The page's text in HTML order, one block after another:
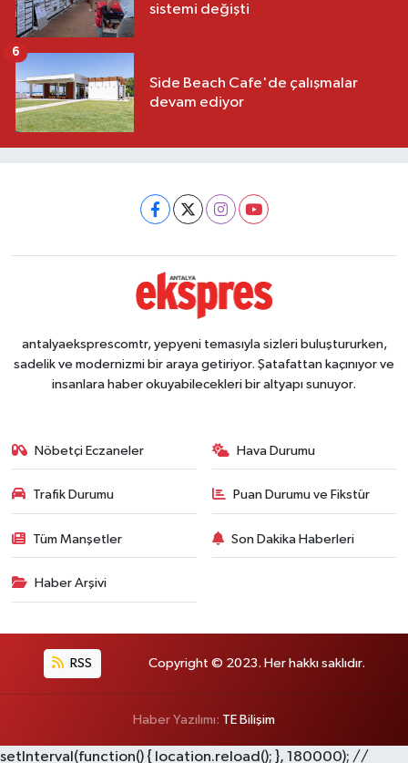
sistemi değişti
Side Beach Cafe'de çalışmalar
devam ediyor
6
antalyaeksprescomtr, yepyeni temasıyla sizleri buluştururken,
sadelik ve modernizmi bir araya getiriyor. Şatafattan kaçınıyor ve
insanlara haber okuyabilecekleri bir altyapı sunuyor.
Nöbetçi Eczaneler Hava Durumu
Trafik Durumu Puan Durumu ve Fikstür
Tüm Manşetler Son Dakika Haberleri
Haber Arşivi
RSS Copyright © 2023. Her hakkı saklıdır.
Haber Yazılımı: TE Bilişim
setInterval(function() { location.reload(); }, 180000); //